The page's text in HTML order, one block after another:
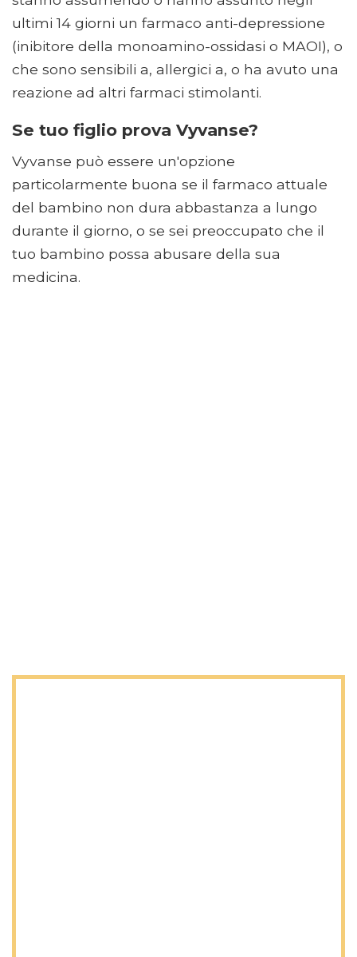
ultimi 14 giorni un farmaco anti-depressione
(inibitore della monoamino-ossidasi o MAOI), o
che sono sensibili a, allergici a, o ha avuto una
reazione ad altri farmaci stimolanti.
Se tuo figlio prova Vyvanse?
Vyvanse può essere un'opzione
particolarmente buona se il farmaco attuale
del bambino non dura abbastanza a lungo
durante il giorno, o se sei preoccupato che il
tuo bambino possa abusare della sua
medicina.